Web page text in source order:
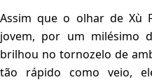
Assim que o olhar de Xù
jovem, por um milésimo
brilhou no tornozelo de
tão rápido como veio,